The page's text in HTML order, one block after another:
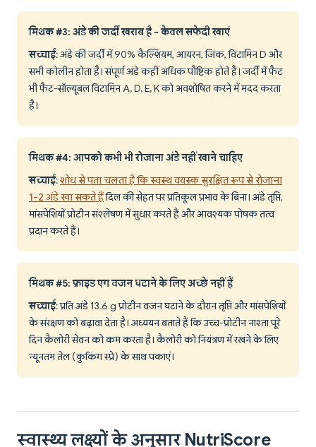
मिथक #3: अंडे की जर्दी खराब है - केवल सफेदी खाएं
सच्चाई: अंडे की जर्दी में 90% कैल्शियम, आयरन, जिंक, विटामिन D और
सभी कोलीन होता है। संपूर्ण अंडे कहीं अधिक पौष्टिक होते हैं। जर्दी में फैट
भी फैट-सॉल्यूबल विटामिन A, D, E, K को अवशोषित करने में मदद करता
है।
मिथक #4: आपको कभी भी रोजाना अंडे नहीं खाने चाहिए
सच्चाई:शोध से पता चलता है कि स्वस्थ वयस्क सुरक्षित रूप से रोजाना
1-2 अंडे खा सकते हैंदिल की सेहत पर प्रतिकूल प्रभाव के बिना। अंडे तृप्ति,
मांसपेशियों प्रोटीन संश्लेषण में सुधार करते हैं और आवश्यक पोषक तत्व
प्रदान करते हैं।
मिथक #5: फ्राइड एग वजन घटाने के लिए अच्छे नहीं हैं
सच्चाई: प्रति अंडे 13.6 g प्रोटीन वजन घटाने के दौरान तृप्ति और मांसपेशियों
के संरक्षण को बढ़ावा देता है। अध्ययन बताते हैं कि उच्च-प्रोटीन नाश्ता पूरे
दिन कैलोरी सेवन को कम करता है। कैलोरी को नियंत्रण में रखने के लिए
न्यूनतम तेल (कुकिंग स्प्रे) के साथ पकाएं।
स्वास्थ्य लक्ष्यों के अनुसार NutriScore